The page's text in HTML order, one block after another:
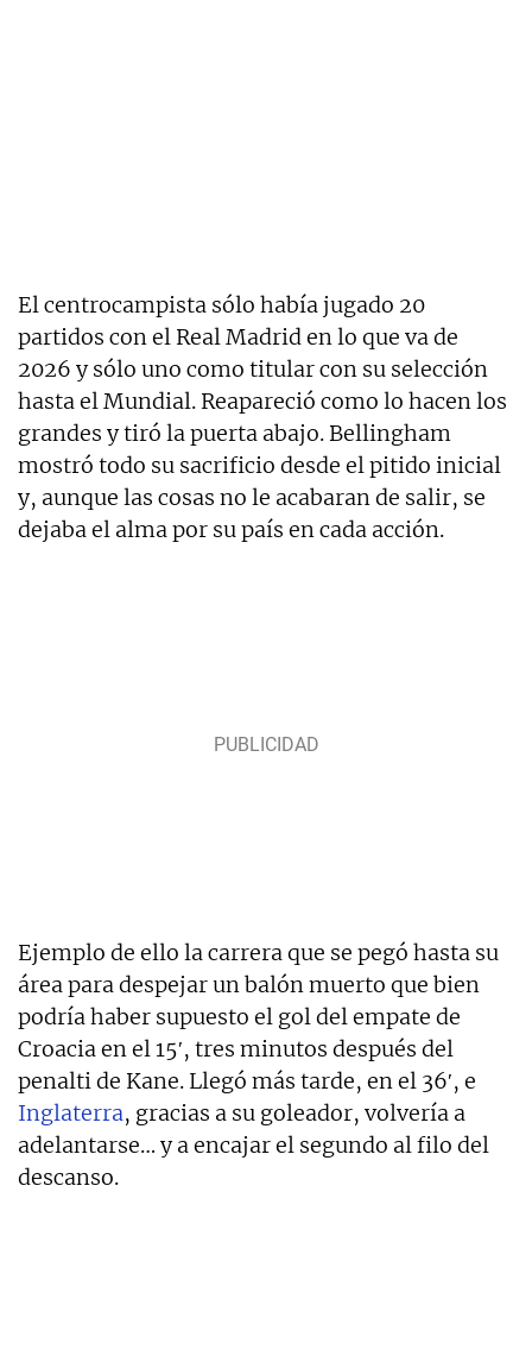
El centrocampista sólo había jugado 20
partidos con el Real Madrid en lo que va de
2026 y sólo uno como titular con su selección
hasta el Mundial. Reapareció como lo hacen los
grandes y tiró la puerta abajo. Bellingham
mostró todo su sacrificio desde el pitido inicial
y, aunque las cosas no le acabaran de salir, se
dejaba el alma por su país en cada acción.
Ejemplo de ello la carrera que se pegó hasta su
área para despejar un balón muerto que bien
podría haber supuesto el gol del empate de
Croacia en el 15′, tres minutos después del
penalti de Kane. Llegó más tarde, en el 36′, e
Inglaterra, gracias a su goleador, volvería a
adelantarse… y a encajar el segundo al filo del
descanso.